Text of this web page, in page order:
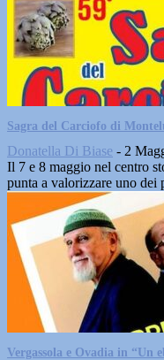
Sagra del Carciofo di
Donatella Di Biase - 2
Il 7 e 8 maggio nel centro
punta a valorizzare uno dei
Vergassola e Ovadia in “Un